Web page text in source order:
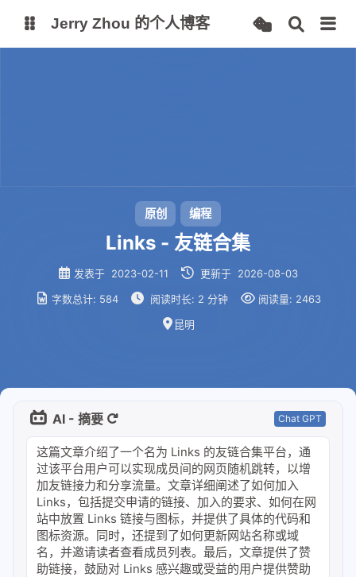
Jerry Zhou 的个人博客
原创 编程
Links - 友链合集
发表于 2023-02-11 更新于 2026-08-03
字数总计: 584 阅读时长: 2 分钟 阅读量: 2463
昆明
AI - 摘要 Chat GPT
这篇文章介绍了一个名为 Links 的友链合集平台，通
过该平台用户可以实现成员间的网页随机跳转，以增
加友链接力和分享流量。文章详细阐述了如何加入
Links，包括提交申请的链接、加入的要求、如何在网
站中放置 Links 链接与图标，并提供了具体的代码和
图标资源。同时，还提到了如何更新网站名称或域
名，并邀请读者查看成员列表。最后，文章提供了赞
助链接，鼓励对 Links 感兴趣或受益的用户提供赞助